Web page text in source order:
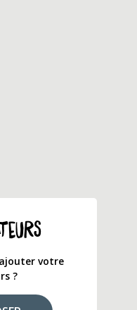
votre
?